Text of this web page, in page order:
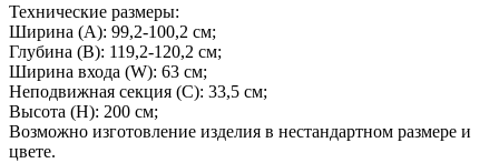
Технические размеры:
Ширина (A): 99,2-100,2 см;
Глубина (B): 119,2-120,2 см;
Ширина входа (W): 63 см;
Неподвижная секция (С): 33,5 см;
Высота (H): 200 см;
Возможно изготовление изделия в нестандартном размере и
цвете.